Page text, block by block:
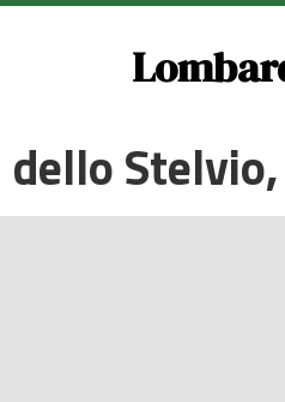
dello